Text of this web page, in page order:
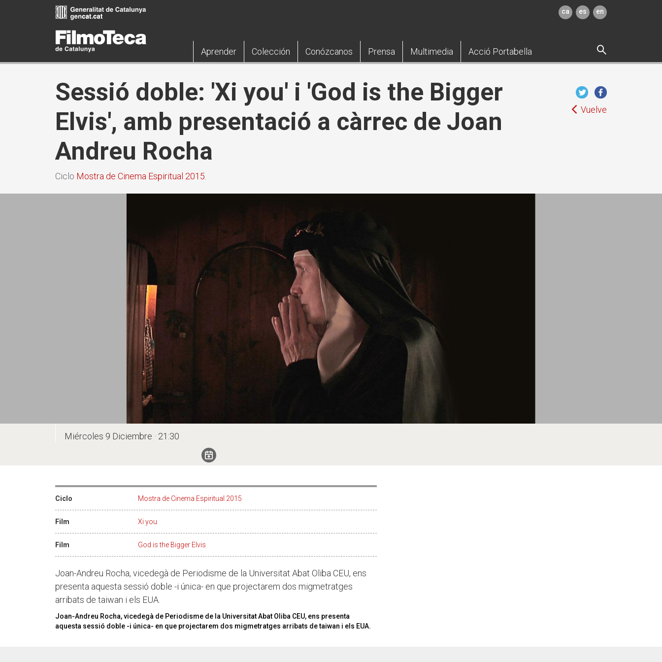
ca es en
Aprender Colección Conózcanos Prensa Multimedia Acció Portabella
Sessió doble: 'Xi you' i 'God is the Bigger
Elvis', amb presentació a càrrec de Joan
Andreu Rocha
Ciclo Mostra de Cinema Espiritual 2015
Vuelve
Miércoles 9 Diciembre · 21:30
Ciclo Mostra de Cinema Espiritual 2015
Film Xi you
Film God is the Bigger Elvis
Joan-Andreu Rocha, vicedegà de Periodisme de la Universitat Abat Oliba CEU, ens
presenta aquesta sessió doble -i única- en que projectarem dos migmetratges
arribats de taiwan i els EUA.
Joan-Andreu Rocha, vicedegà de Periodisme de la Universitat Abat Oliba CEU, ens presenta
aquesta sessió doble -i única- en que projectarem dos migmetratges arribats de taiwan i els EUA.